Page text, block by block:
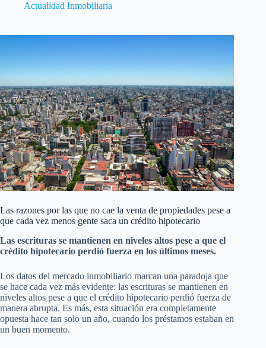
Actualidad Inmobiliaria
Las razones por las que no cae la venta de propiedades pese a
que cada vez menos gente saca un crédito hipotecario
Las escrituras se mantienen en niveles altos pese a que el
crédito hipotecario perdió fuerza en los últimos meses.
Los datos del mercado inmobiliario marcan una paradoja que
se hace cada vez más evidente: las escrituras se mantienen en
niveles altos pese a que el crédito hipotecario perdió fuerza de
manera abrupta. Es más, esta situación era completamente
opuesta hace tan solo un año, cuando los préstamos estaban en
un buen momento.